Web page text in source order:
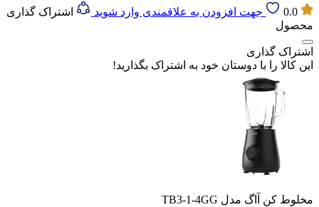
0.0 جهت افزودن به علاقمندی وارد شوید
اشتراک گذاری
محصول
اشتراک گذاری
این کالا را با دوستان خود به اشتراک بگذارید!
مخلوط کن آاگ مدل TB3-1-4GG